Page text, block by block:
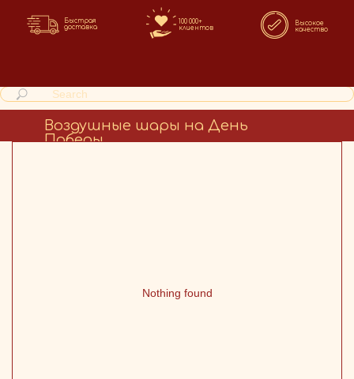
Быстрая
доставка
100 000+
клиентов
Высокое
качество
Воздушные шары на День
Победы
Nothing found